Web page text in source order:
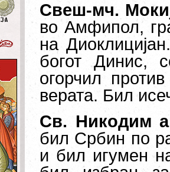
Свеш-мч.
во Амфипол,
на
богот Динис,
огорчил
верата. Бил
Св. Никодим
бил Србин по
и бил игумен